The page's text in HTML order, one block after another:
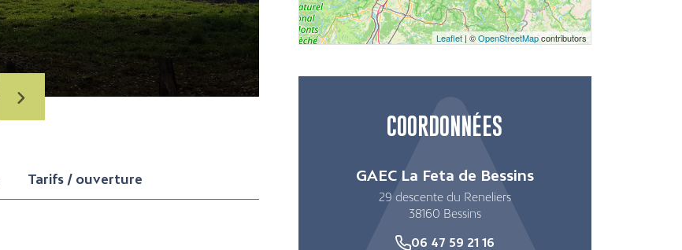
Tarifs / ouverture
Leaflet| ©OpenStreetMapcontributors
COORDONNÉES
GAEC La Feta de Bessins
29 descente du Reneliers
38160 Bessins
06 47 59 21 16